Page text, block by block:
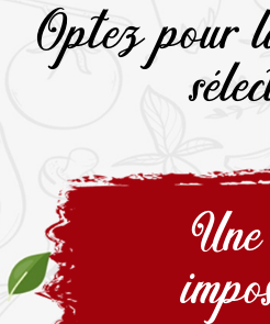
Optez pour